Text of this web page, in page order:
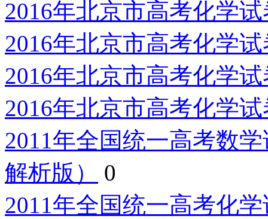
2016年北京市高考化学
2016年北京市高考化学
2016年北京市高考化学
2016年北京市高考化学
2011年全国统一高考数
解析版）
0
2011年全国统一高考化